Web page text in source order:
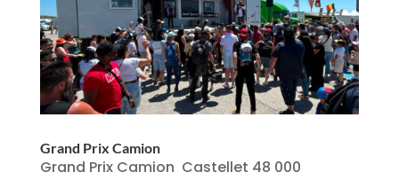
Grand Prix Camion
Grand Prix Camion Castellet 48 000